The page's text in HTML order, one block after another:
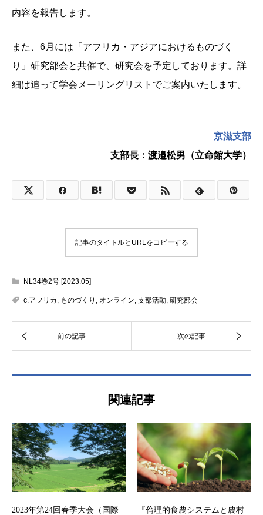
内容を報告します。
また、6月には「アフリカ・アジアにおけるものづく
り」研究部会と共催で、研究会を予定しております。詳
細は追って学会メーリングリストでご案内いたします。
京滋支部
支部長：渡邉松男（立命館大学）
記事のタイトルとURLをコピーする
NL34巻2号 [2023.05]
c.アフリカ , ものづくり , オンライン, 支部活動, 研究部会
関連記事
2023年第24回春季大会（国際
『倫理的食農システムと農村